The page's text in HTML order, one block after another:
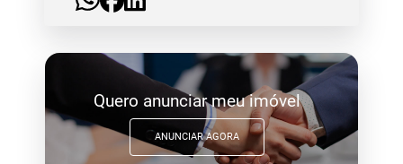
Quero anunciar meu imóvel
ANUNCIAR AGORA